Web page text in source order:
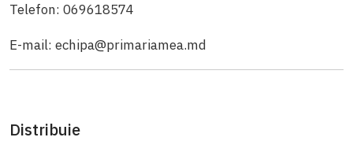
Telefon: 069618574
E-mail: echipa@primariamea.md
Distribuie